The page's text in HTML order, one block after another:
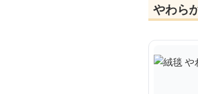
やわら